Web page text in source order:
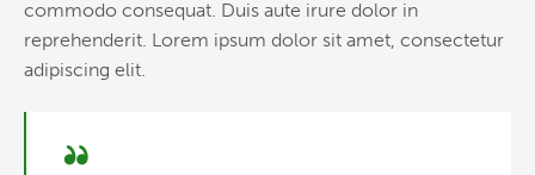
commodo consequat. Duis aute irure dolor in
reprehenderit. Lorem ipsum dolor sit amet, consectetur
adipiscing elit.